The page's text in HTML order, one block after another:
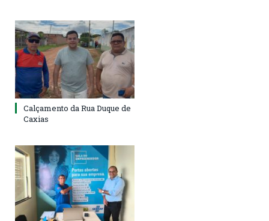
Calçamento da Rua Duque de
Caxias